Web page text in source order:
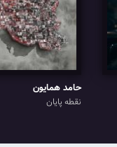
حامد همایون
نقطه پایان